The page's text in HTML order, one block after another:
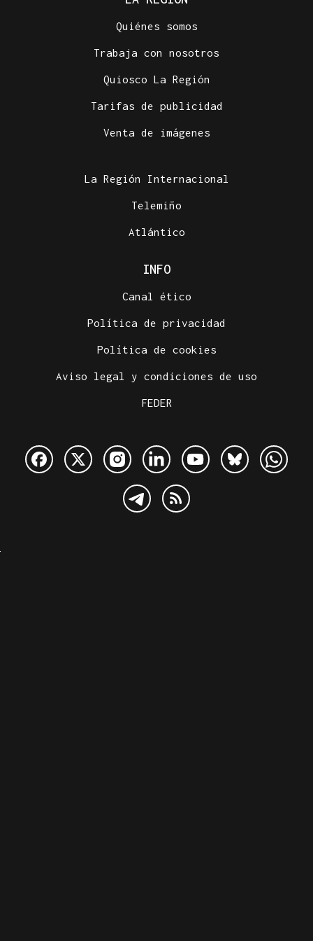
Quiénes somos
Trabaja con nosotros
Quiosco La Región
Tarifas de publicidad
Venta de imágenes
La Región Internacional
Telemiño
Atlántico
INFO
Canal ético
Política de privacidad
Política de cookies
Aviso legal y condiciones de uso
FEDER